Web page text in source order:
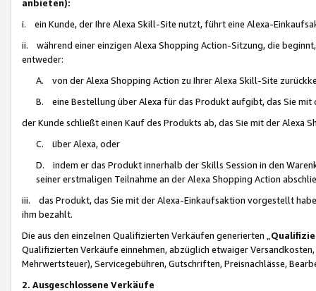
anbieten):
i. ein Kunde, der Ihre Alexa Skill-Site nutzt, führt eine Alexa-
ii. während einer einzigen Alexa Shopping Action-Sitzung, die
entweder:
A. von der Alexa Shopping Action zu Ihrer Alexa Skill-Site
B. eine Bestellung über Alexa für das Produkt aufgibt, das Sie mit
der Kunde schließt einen Kauf des Produkts ab, das Sie mit der Alexa
C. über Alexa, oder
D. indem er das Produkt innerhalb der Skills Session in den
seiner erstmaligen Teilnahme an der Alexa Shopping Action
iii. das Produkt, das Sie mit der Alexa-Einkaufsaktion vorgestellt
ihm bezahlt.
Die aus den einzelnen Qualifizierten Verkäufen generierten „
Qualifizierten Verkäufe einnehmen, abzüglich etwaiger
Mehrwertsteuer), Servicegebühren, Gutschriften, Preisnachlässe,
2. Ausgeschlossene Verkäufe